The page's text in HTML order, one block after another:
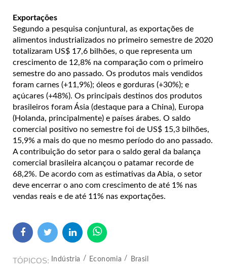
Exportações
Segundo a pesquisa conjuntural, as exportações de
alimentos industrializados no primeiro semestre de 2020
totalizaram US$ 17,6 bilhões, o que representa um
crescimento de 12,8% na comparação com o primeiro
semestre do ano passado. Os produtos mais vendidos
foram carnes (+11,9%); óleos e gorduras (+30%); e
açúcares (+48%). Os principais destinos dos produtos
brasileiros foram Ásia (destaque para a China), Europa
(Holanda, principalmente) e países árabes. O saldo
comercial positivo no semestre foi de US$ 15,3 bilhões,
15,9% a mais do que no mesmo período do ano passado.
A contribuição do setor para o saldo geral da balança
comercial brasileira alcançou o patamar recorde de
68,2%. De acordo com as estimativas da Abia, o setor
deve encerrar o ano com crescimento de até 1% nas
vendas reais e de até 11% nas exportações.
TÓPICOS Indústria Economia Brasil